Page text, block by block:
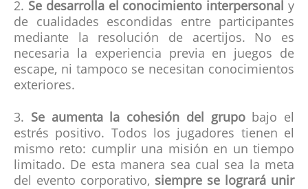
2. Se desarrolla el conocimiento interpersonaly
de cualidades escondidas entre participantes
mediante la resolución de acertijos. No es
necesaria la experiencia previa en juegos de
escape, ni tampoco se necesitan conocimientos
exteriores.
3. Se aumenta la cohesión del grupobajo el
estrés positivo. Todos los jugadores tienen el
mismo reto: cumplir una misión en un tiempo
limitado. De esta manera sea cual sea la meta
del evento corporativo, siempre se logrará unir